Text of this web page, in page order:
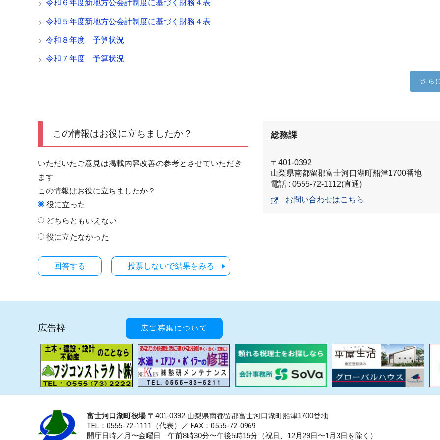
令和６年度新地方公会計制度に基づく財務４表
令和５年度新地方公会計制度に基づく財務４表
令和８年度 予算状況
令和７年度 予算状況
さら
この情報はお役に立ちましたか？
いただいたご意見は掲載内容改善の参考とさせていただき
ます
この情報はお役に立ちましたか？
役に立った
どちらともいえない
役に立たなかった
投票しないで結果をみる
総務課
〒401-0392
山梨県南都留郡富士河口湖町船津1700番地
電話 : 0555-72-1112(直通)
お問い合わせはこちら
広告枠 広告募集について
富士河口湖町役場〒401-0392 山梨県南都留郡富士河口湖町船津1700番地
TEL：0555-72-1111 （代表）／ FAX：0555-72-0969
開庁日時／月〜金曜日 午前8時30分〜午後5時15分（祝日、12月29日〜1月3日を除く）